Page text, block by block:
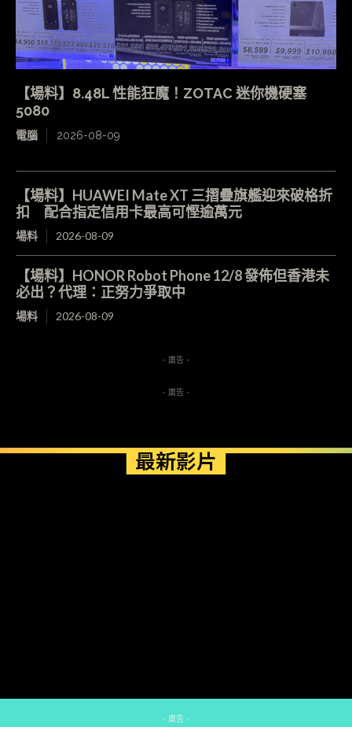
【場料】8.48L 性能狂魔！ZOTAC 迷你機硬塞
5080
電腦 2026-08-09
【場料】HUAWEI Mate XT 三摺疊旗艦迎來破格折
扣 配合指定信用卡最高可慳逾萬元
場料 2026-08-09
【場料】HONOR Robot Phone 12/8 發佈但香港未
必出？代理：正努力爭取中
場料 2026-08-09
- 廣告 -
- 廣告 -
最新影片
- 廣告 -